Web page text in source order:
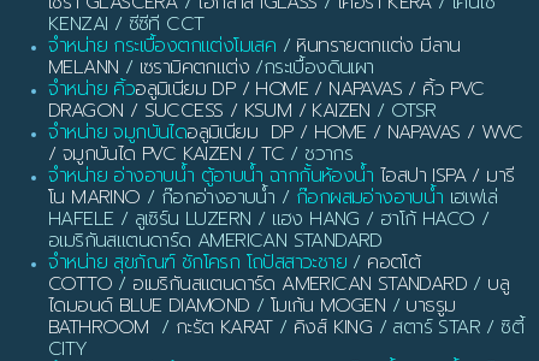
KENZAI / ซีซีที CCT
จำหน่าย กระเบื้องตกแต่งโมเสค / หินทรายตกแต่ง มีลาน
MELANN / เซรามิคตกแต่ง /กระเบื้องดินเผา
จำหน่าย คิ้วอลูมิเนียม DP / HOME / NAPAVAS / คิ้ว PVC
DRAGON / SUCCESS / KSUM / KAIZEN / OTSR
จำหน่าย จมูกบันไดอลูมิเนียม DP / HOME / NAPAVAS / WVC
/ จมูกบันได PVC KAIZEN / TC / ชวากร
จำหน่าย อ่างอาบน้ำ ตู้อาบน้ำ ฉากกั้นห้องน้ำ ไอสปา ISPA / มารี
โน MARINO / ก๊อกอ่างอาบน้ำ / ก๊อกผสมอ่างอาบน้ำ เฮเฟเล่
HAFELE / ลูเซิร์น LUZERN / แฮง HANG / ฮาโก้ HACO /
อเมริกันสแตนดาร์ด AMERICAN STANDARD
จำหน่าย สุขภัณฑ์ ชักโครก โถปัสสาวะชาย / คอตโต้
COTTO / อเมริกันสแตนดาร์ด AMERICAN STANDARD / บลู
ไดมอนด์ BLUE DIAMOND / โมเก้น MOGEN / บาธรูม
BATHROOM / กะรัต KARAT/ คิงส์ KING / สตาร์ STAR / ซิตี้
CITY